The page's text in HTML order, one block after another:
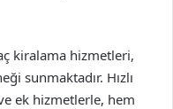
kiralama hizmetleri,
sunmaktadır. Hızlı
ek hizmetlerle, hem